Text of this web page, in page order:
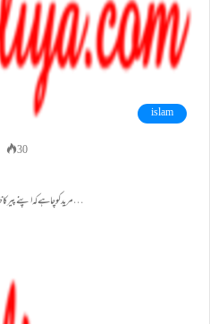
islam
30
(۱)مرید کو چاہے کہ اپنے پیر کا ظاہر و باطن میں سامنے اور پیٹھ پیچھے انتہائی ادب و احترام رکھے…